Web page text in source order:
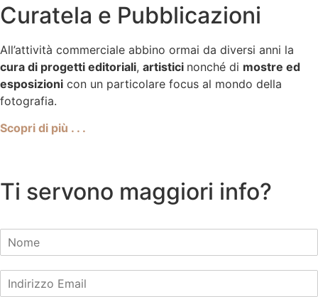
Curatela e Pubblicazioni
All’attività commerciale abbino ormai da diversi anni la
cura di progetti editoriali, artistici nonché di mostre ed
esposizioni con un particolare focus al mondo della
fotografia.
Scopri di più . . .
Ti servono maggiori info?